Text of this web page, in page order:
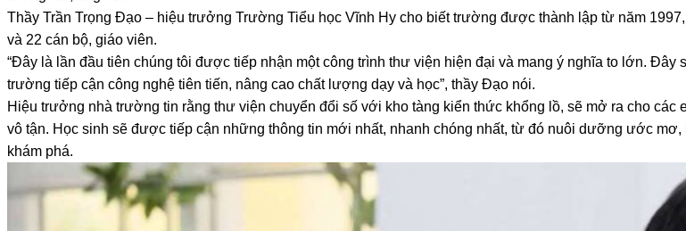
Thầy Trần Trọng Đạo – hiệu trưởng Trường Tiểu học Vĩnh Hy cho biết trường được thành lập từ năm
và 22 cán bộ, giáo viên.
“Đây là lần đầu tiên chúng tôi được tiếp nhận một công trình thư viện hiện đại và mang ý nghĩa to lớn. Đây
trường tiếp cận công nghệ tiên tiến, nâng cao chất lượng dạy và học”, thầy Đạo nói.
Hiệu trưởng nhà trường tin rằng thư viện chuyển đổi số với kho tàng kiển thức khổng lồ, sẽ mở ra cho các
vô tận. Học sinh sẽ được tiếp cận những thông tin mới nhất, nhanh chóng nhất, từ đó nuôi dưỡng ước mơ,
khám phá.